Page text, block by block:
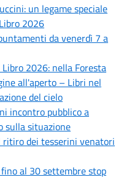
un legame speciale
2026
da venerdì 7 a
2026: nella Foresta
all'aperto – Libri nel
del cielo
incontro pubblico a
sulla situazione
ritiro dei tesserini venatori
al 30 settembre stop